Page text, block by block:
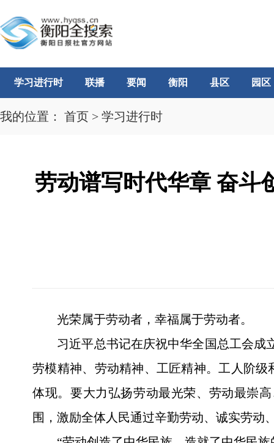
学习进行时 联播 要闻 衡阳 县区 园区
我的位置： 首页 > 学习进行时
劳动谱写时代华章 奋
光荣属于劳动者，幸福属于劳动者。
习近平总书记在庆祝中华全国总工会成
劳模精神、劳动精神、工匠精神。工人阶
体现。要大力弘扬劳动最光荣、劳动最崇
围，激励全体人民通过辛勤劳动、诚实劳动